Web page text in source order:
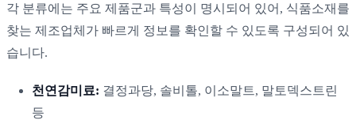
각 분류에는 주요 제품군과 특성이 명시되어 있어, 식품소재를
찾는 제조업체가 빠르게 정보를 확인할 수 있도록 구성되어 있
습니다.
천연감미료: 결정과당, 솔비톨, 이소말트, 말토덱스트린
등